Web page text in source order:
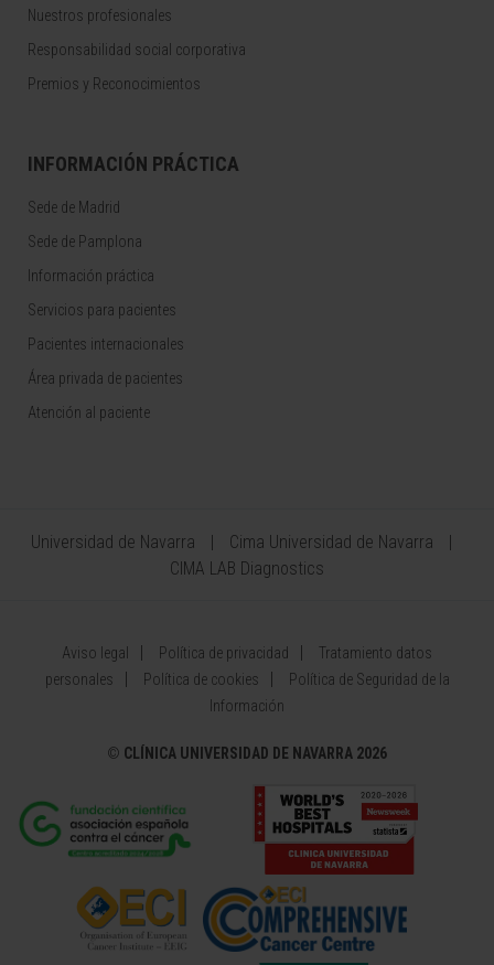
Nuestros profesionales
Responsabilidad social corporativa
Premios y Reconocimientos
INFORMACIÓN PRÁCTICA
Sede de Madrid
Sede de Pamplona
Información práctica
Servicios para pacientes
Pacientes internacionales
Área privada de pacientes
Atención al paciente
Universidad de Navarra
Cima Universidad de Navarra
CIMA LAB Diagnostics
Aviso legal Política de privacidad
Tratamiento datos
personales
Política de cookies
Política de Seguridad de la
Información
© CLÍNICA UNIVERSIDAD DE NAVARRA 2026